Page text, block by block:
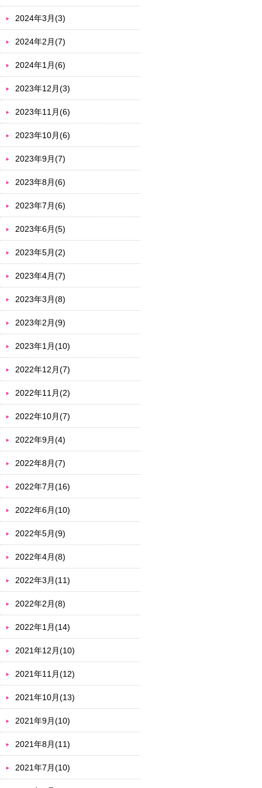
2024年3月(3)
2024年2月(7)
2024年1月(6)
2023年12月(3)
2023年11月(6)
2023年10月(6)
2023年9月(7)
2023年8月(6)
2023年7月(6)
2023年6月(5)
2023年5月(2)
2023年4月(7)
2023年3月(8)
2023年2月(9)
2023年1月(10)
2022年12月(7)
2022年11月(2)
2022年10月(7)
2022年9月(4)
2022年8月(7)
2022年7月(16)
2022年6月(10)
2022年5月(9)
2022年4月(8)
2022年3月(11)
2022年2月(8)
2022年1月(14)
2021年12月(10)
2021年11月(12)
2021年10月(13)
2021年9月(10)
2021年8月(11)
2021年7月(10)